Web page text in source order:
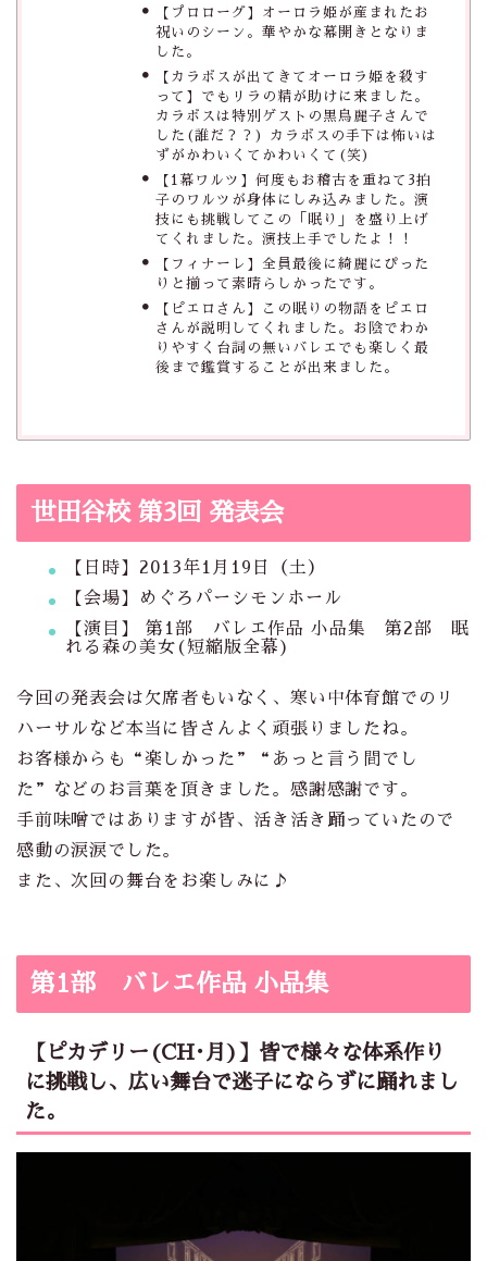
【プロローグ】オーロラ姫が産まれたお
祝いのシーン。華やかな幕開きとなりま
した。
【カラボスが出てきてオーロラ姫を殺す
って】でもリラの精が助けに来ました。
カラボスは特別ゲストの黒鳥麗子さんで
した(誰だ？？) カラボスの手下は怖いは
ずがかわいくてかわいくて(笑)
【1幕ワルツ】何度もお稽古を重ねて3拍
子のワルツが身体にしみ込みました。演
技にも挑戦してこの「眠り」を盛り上げ
てくれました。演技上手でしたよ！！
【フィナーレ】全員最後に綺麗にぴった
りと揃って素晴らしかったです。
【ピエロさん】この眠りの物語をピエロ
さんが説明してくれました。お陰でわか
りやすく台詞の無いバレエでも楽しく最
後まで鑑賞することが出来ました。
世田谷校 第3回 発表会
【日時】2013年1月19日（土）
【会場】めぐろパーシモンホール
【演目】 第1部 バレエ作品 小品集 第2部 眠
れる森の美女(短縮版全幕)
今回の発表会は欠席者もいなく、寒い中体育館でのリ
ハーサルなど本当に皆さんよく頑張りましたね。
お客様からも“楽しかった”“あっと言う間でし
た”などのお言葉を頂きました。感謝感謝です。
手前味噌ではありますが皆、活き活き踊っていたので
感動の涙涙でした。
また、次回の舞台をお楽しみに♪
第1部 バレエ作品 小品集
【ピカデリー(CH･月)】皆で様々な体系作り
に挑戦し、広い舞台で迷子にならずに踊れまし
た。